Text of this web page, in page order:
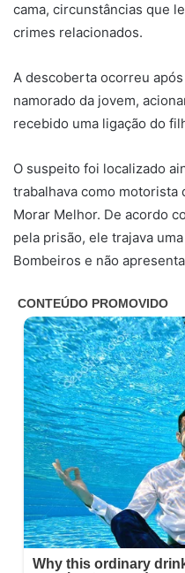
cama, circunstâncias que
crimes relacionados.
A descoberta ocorreu
namorado da jovem,
recebido uma ligação do
O suspeito foi localizado
trabalhava como
Morar Melhor. De acordo
pela prisão, ele trajava
Bombeiros e não